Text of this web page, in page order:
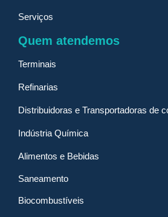
Serviços
Quem atendemos
Terminais
Refinarias
Distribuidoras e Transportadoras de
Indústria Química
Alimentos e Bebidas
Saneamento
Biocombustíveis